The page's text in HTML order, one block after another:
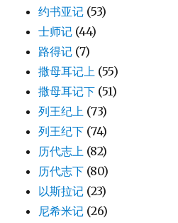
约书亚记 (53)
士师记 (44)
路得记 (7)
撒母耳记上 (55)
撒母耳记下 (51)
列王纪上 (73)
列王纪下 (74)
历代志上 (82)
历代志下 (80)
以斯拉记 (23)
尼希米记 (26)